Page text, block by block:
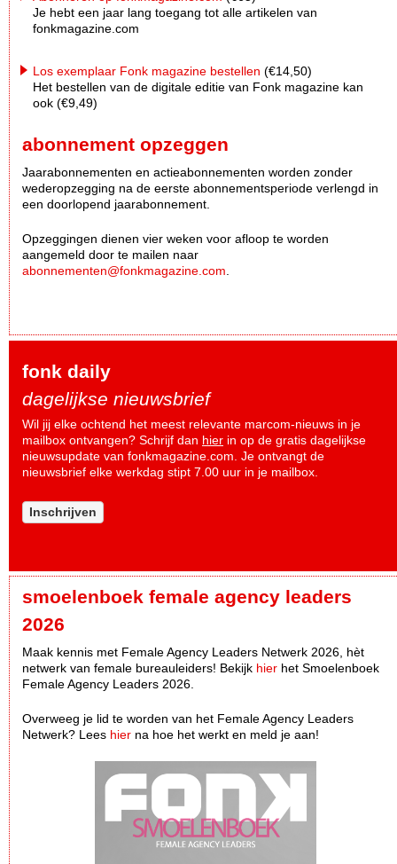
Je hebt een jaar lang toegang tot alle artikelen van
fonkmagazine.com
Los exemplaar Fonk magazine bestellen (€14,50)
Het bestellen van de digitale editie van Fonk magazine kan
ook (€9,49)
abonnement opzeggen
Jaarabonnementen en actieabonnementen worden zonder
wederopzegging na de eerste abonnementsperiode verlengd in
een doorlopend jaarabonnement.
Opzeggingen dienen vier weken voor afloop te worden
aangemeld door te mailen naar
abonnementen@fonkmagazine.com
fonk daily
dagelijkse nieuwsbrief
Wil jij elke ochtend het meest relevante marcom-nieuws in je
mailbox ontvangen? Schrijf dan hier in op de gratis dagelijkse
nieuwsupdate van fonkmagazine.com. Je ontvangt de
nieuwsbrief elke werkdag stipt 7.00 uur in je mailbox.
Inschrijven
smoelenboek female agency leaders
2026
Maak kennis met Female Agency Leaders Netwerk 2026, hèt
netwerk van female bureauleiders! Bekijk hier het Smoelenboek
Female Agency Leaders 2026.
Overweeg je lid te worden van het Female Agency Leaders
Netwerk? Lees hier na hoe het werkt en meld je aan!